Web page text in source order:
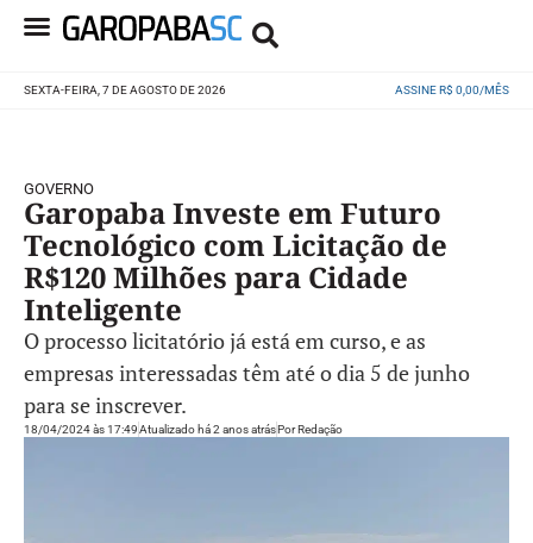
SEXTA-FEIRA, 7 DE AGOSTO DE 2026 ASSINE R$ 0,00/MÊS
GOVERNO
Garopaba Investe em Futuro
Tecnológico com Licitação de
R$120 Milhões para Cidade
Inteligente
O processo licitatório já está em curso, e as
empresas interessadas têm até o dia 5 de junho
para se inscrever.
18/04/2024 às 17:49Atualizado há 2 anos atrásPorRedação